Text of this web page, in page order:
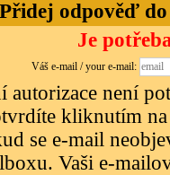
Přidej odpověď
Je
Váš e-mail / your e-mail:
autorizace není
kliknutím na
se e-mail
Vaši e-